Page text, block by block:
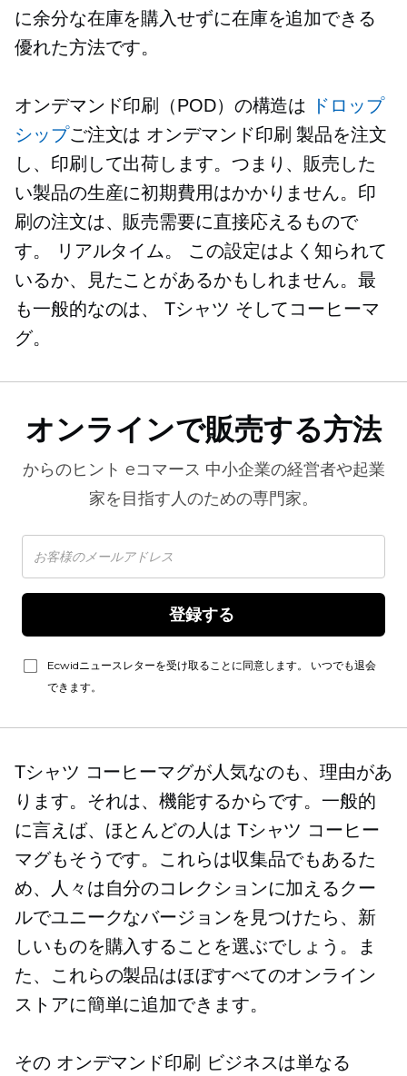
に余分な在庫を購入せずに在庫を追加できる
優れた方法です。
オンデマンド印刷（POD）の構造は
ドロップ
シップご注文は オンデマンド印刷 製品を注文
し、印刷して出荷します。つまり、販売した
い製品の生産に初期費用はかかりません。印
刷の注文は、販売需要に直接応えるもので
す。
リアルタイム。
この設定はよく知られて
いるか、見たことがあるかもしれません。最
も一般的なのは、Tシャツ そしてコーヒーマ
グ。
オンラインで販売する方法
からのヒント eコマース 中小企業の経営者や起業
家を目指す人のための専門家。
Ecwidニュースレターを受け取ることに同意します。 いつでも退会
できます。
Tシャツ コーヒーマグが人気なのも、理由があ
ります。それは、機能するからです。一般的
に言えば、ほとんどの人は Tシャツ コーヒー
マグもそうです。これらは収集品でもあるた
め、人々は自分のコレクションに加えるクー
ルでユニークなバージョンを見つけたら、新
しいものを購入することを選ぶでしょう。ま
た、これらの製品はほぼすべてのオンライン
ストアに簡単に追加できます。
その オンデマンド印刷 ビジネスは単なる